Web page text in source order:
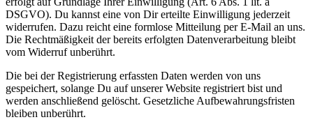
DSGVO). Du kannst eine von Dir erteilte Einwilligung jederzeit
widerrufen. Dazu reicht eine formlose Mitteilung per E-Mail an uns.
Die Rechtmäßigkeit der bereits erfolgten Datenverarbeitung bleibt
vom Widerruf unberührt.
Die bei der Registrierung erfassten Daten werden von uns
gespeichert, solange Du auf unserer Website registriert bist und
werden anschließend gelöscht. Gesetzliche Aufbewahrungsfristen
bleiben unberührt.